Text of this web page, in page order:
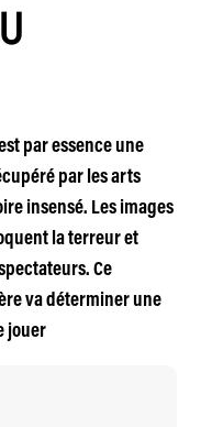
par essence une
par les arts
insensé. Les images
la terreur et
Ce
va déterminer une
jouer